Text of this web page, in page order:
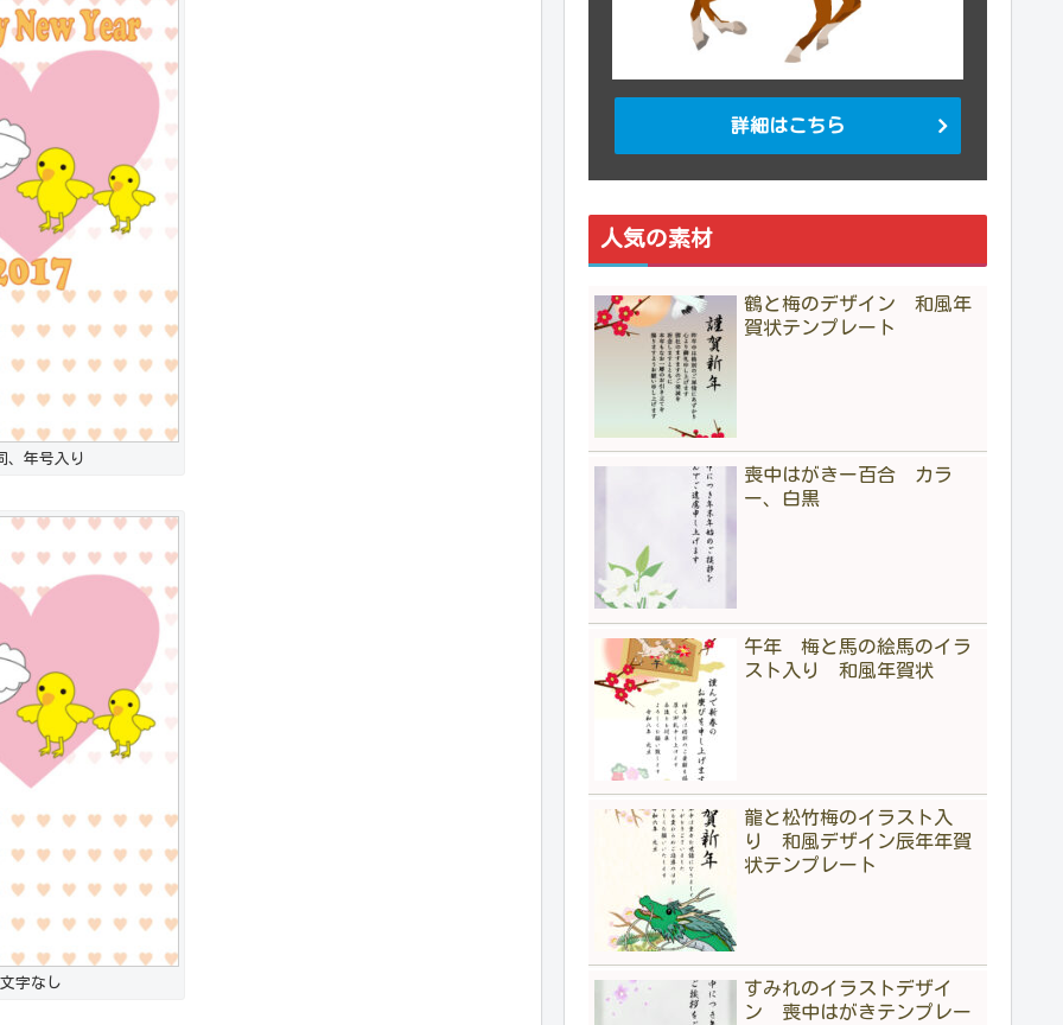
、年号入り
文字なし
詳細はこちら
人気の素材
鶴と梅のデザイン 和風年
賀状テンプレート
喪中はがきー百合 カラ
ー、白黒
午年 梅と馬の絵馬のイラ
スト入り 和風年賀状
龍と松竹梅のイラスト入
り 和風デザイン辰年年賀
状テンプレート
すみれのイラストデザイ
ン 喪中はがきテンプレー